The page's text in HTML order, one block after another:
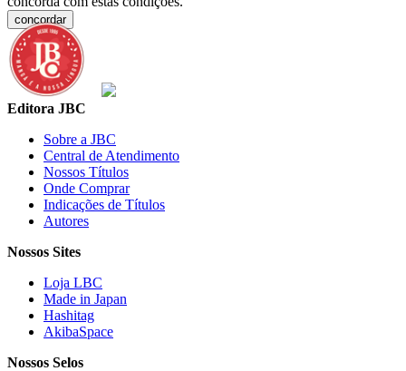
concordar
Editora JBC
Sobre a JBC
Central de Atendimento
Nossos Títulos
Onde Comprar
Indicações de Títulos
Autores
Nossos Sites
Loja LBC
Made in Japan
Hashitag
AkibaSpace
Nossos Selos